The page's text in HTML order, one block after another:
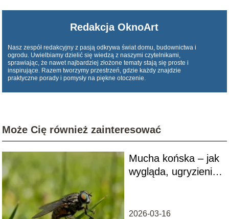
Redakcja OknoArt
Nasz zespół redakcyjny z pasją odkrywa świat domu, budownictwa i
ogrodu. Uwielbiamy dzielić się wiedzą z naszymi czytelnikami,
sprawiając, że nawet najbardziej złożone tematy stają się proste i
inspirujące. Razem tworzymy przestrzeń, gdzie każdy znajdzie
praktyczne porady i pomysły na piękne otoczenie.
Może Cię również zainteresować
Mucha końska – jak
wygląda, ugryzienie,
2026-03-16